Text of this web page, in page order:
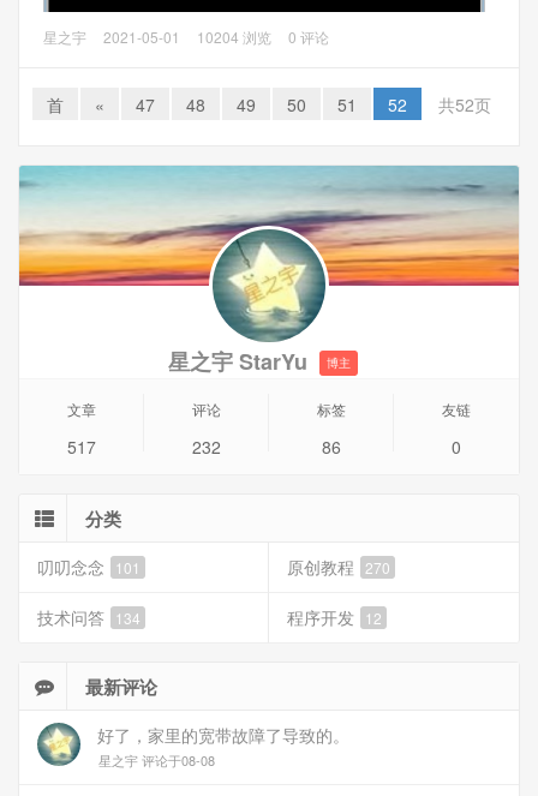
华为Huawei交换机基础配置，以下教程使用eNSP模拟。
启动交换机的第一个看到的视图，其表示方式为<Huawei>，
如需断开与交换机的连接输入命令quit
二、系统视图
在用户视图下输入命令system-view，进入系统视图下，其表
示方式为[Huawei],在系统视图下可以进一步的查看交换机的
配置信息和调试信息，还可以进入具体的配置视图下进行参
数的配置，如需返回用户视图输入命令quit，或是使用Ctrl+Z
星之宇 2021-05-01 10204 浏览 0 评论
首 « 47 48 49 50 51 52 共52页
星之宇 StarYu 博主
文章
517
评论
232
标签
86
友链
0
分类
叨叨念念 101 原创教程 270
技术问答 134 程序开发 12
最新评论
好了，家里的宽带故障了导致的。
星之宇 评论于08-08